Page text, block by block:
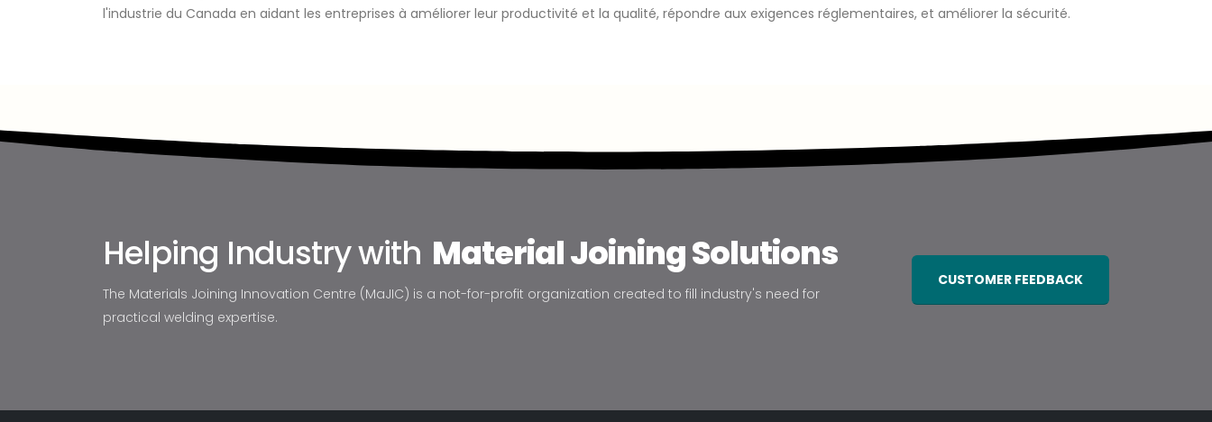
l'industrie du Canada en aidant les entreprises à améliorer leur productivité et la qualité, répondre aux exigences réglementaires, et améliorer la sécurité.
Helping Industry with Material Joining Solutions
The Materials Joining Innovation Centre (MaJIC) is a not-for-profit organization created to fill industry's need for
practical welding expertise.
CUSTOMER FEEDBACK